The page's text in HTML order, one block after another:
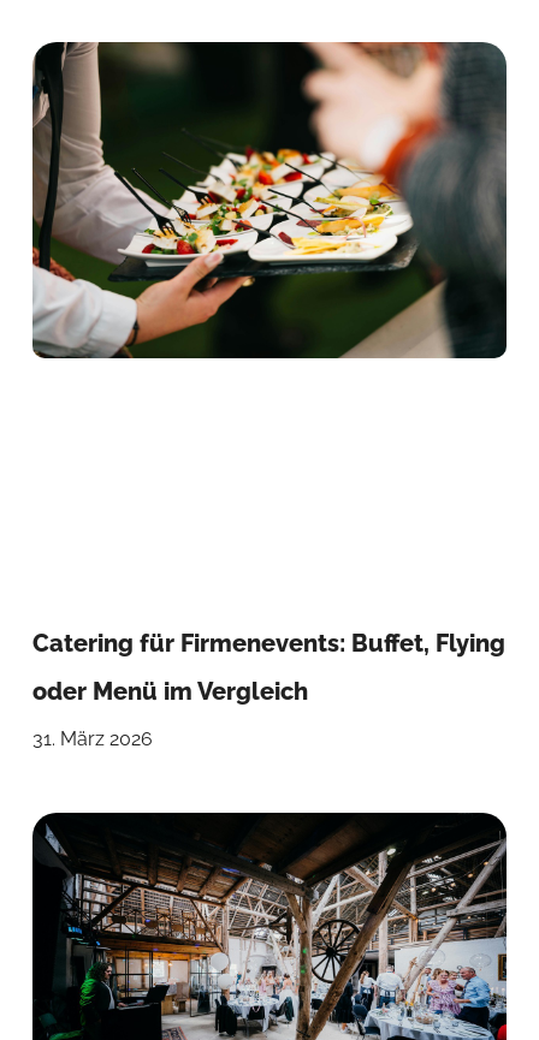
Catering für Firmenevents: Buffet, Flying
oder Menü im Vergleich
31. März 2026